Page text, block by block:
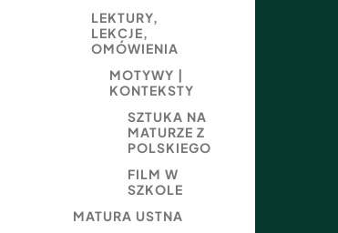
LEKTURY,
LEKCJE,
OMÓWIENIA
MOTYWY |
KONTEKSTY
SZTUKA NA
MATURZE Z
POLSKIEGO
FILM W
SZKOLE
MATURA USTNA